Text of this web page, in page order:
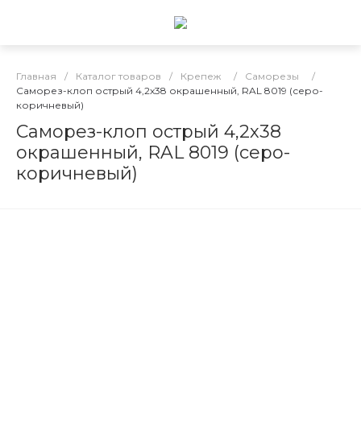
Главная / Каталог товаров / Крепеж / Саморезы
/
Саморез-клоп острый 4,2х38 окрашенный, RAL 8019 (серо-
коричневый)
Саморез-клоп острый 4,2х38
окрашенный, RAL 8019 (серо-
коричневый)